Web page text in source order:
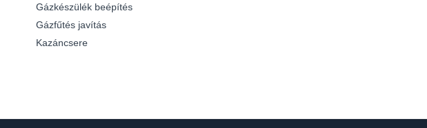
Gázkészülék beépítés
Gázfűtés javítás
Kazáncsere